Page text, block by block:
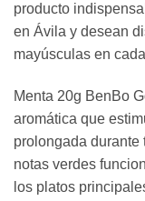
producto
en Ávila y desean
mayúsculas en
Menta 20g BenBo
aromática que
prolongada durante
notas verdes
los platos